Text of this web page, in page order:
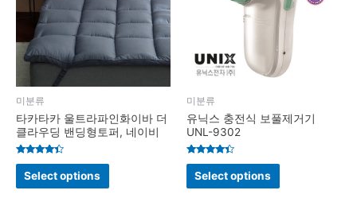
미분류
타카타카 울트라파인화이바 더
클라우딩 밴딩형토퍼, 네이비
Rated
4.2
out of 5
Select options
미분류
유닉스 충전식 보풀제거기
UNL-9302
Rated
4.2
out of 5
Select options